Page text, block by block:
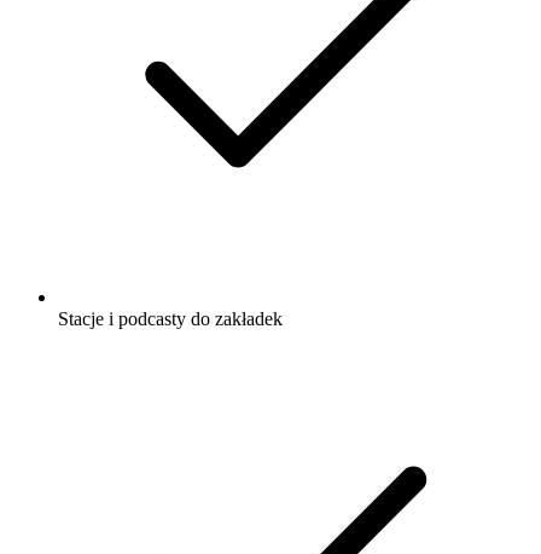
Stacje i podcasty do zakładek